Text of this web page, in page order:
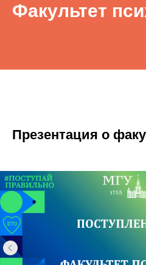
Факультет
Презентация о